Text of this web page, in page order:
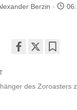
Berzin
facebook
des Zoroasters